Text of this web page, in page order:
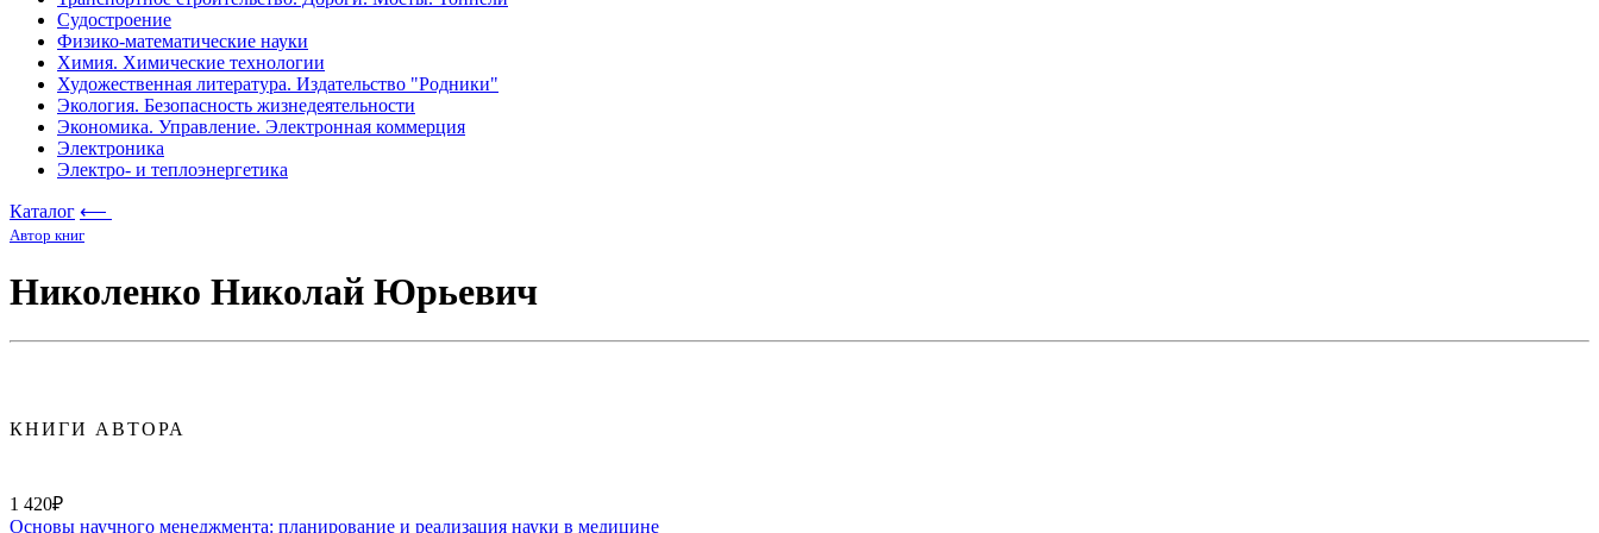
Судостроение
Физико-математические науки
Химия. Химические технологии
Художественная литература. Издательство "Родники"
Экология. Безопасность жизнедеятельности
Экономика. Управление. Электронная коммерция
Электроника
Электро- и теплоэнергетика
Каталог ⟵
Автор книг
Николенко Николай Юрьевич
КНИГИ АВТОРА
1 420₽
Основы научного менеджмента: планирование и реализация науки в медицине